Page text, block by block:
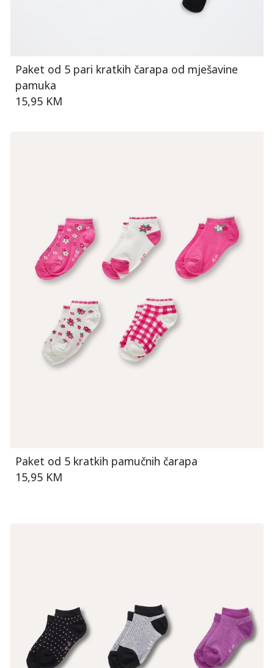
Paket od 5 pari kratkih čarapa od mješavine
pamuka
15,95 KM
Paket od 5 kratkih pamučnih čarapa
15,95 KM